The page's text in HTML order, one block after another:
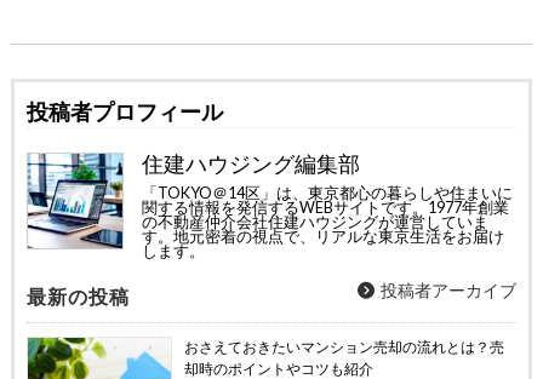
投稿者プロフィール
住建ハウジング編集部
「TOKYO＠14区」は、東京都心の暮らしや住まいに
関する情報を発信するWEBサイトです。1977年創業
の不動産仲介会社住建ハウジングが運営していま
す。地元密着の視点で、リアルな東京生活をお届け
します。
最新の投稿 投稿者アーカイブ
おさえておきたいマンション売却の流れとは？売
却時のポイントやコツも紹介